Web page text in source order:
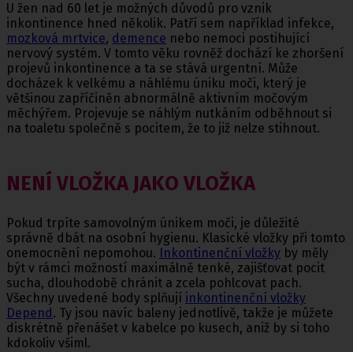
U žen nad 60 let je možných důvodů pro vznik
inkontinence hned několik. Patří sem například infekce,
mozková mrtvice, demence nebo nemoci postihující
nervový systém. V tomto věku rovněž dochází ke zhoršení
projevů inkontinence a ta se stává urgentní. Může
docházek k velkému a náhlému úniku moči, který je
většinou zapříčiněn abnormálně aktivním močovým
měchýřem. Projevuje se náhlým nutkáním odběhnout si
na toaletu společně s pocitem, že to již nelze stihnout.
NENÍ VLOŽKA JAKO VLOŽKA
Pokud trpíte samovolným únikem moči, je důležité
správně dbát na osobní hygienu. Klasické vložky při tomto
onemocnění nepomohou.
Inkontinenční vložky by měly
být v rámci možností maximálně tenké, zajišťovat pocit
sucha, dlouhodobě chránit a zcela pohlcovat pach.
Všechny uvedené body splňují inkontinenční vložky
Depend . Ty jsou navíc baleny jednotlivě, takže je můžete
diskrétně přenášet v kabelce po kusech, aniž by si toho
kdokoliv všiml.